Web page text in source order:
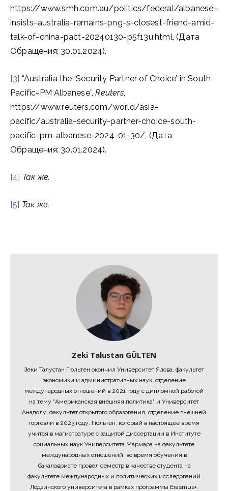
https://www.smh.com.au/politics/federal/albanese-
insists-australia-remains-png-s-closest-friend-amid-
talk-of-china-pact-20240130-p5f13u.html, (Дата
Обращения: 30.01.2024).
[3] “Australia the ‘Security Partner of Choice’ in South
Pacific-PM Albanese”,Reuters,
https://www.reuters.com/world/asia-
pacific/australia-security-partner-choice-south-
pacific-pm-albanese-2024-01-30/, (Дата
Обращения: 30.01.2024).
[4] Так же.
[5] Так же.
Zeki Talustan GÜLTEN
Зеки Талустан Гюльтен окончил Университет Ялова, факультет
экономики и административных наук, отделение
международных отношений в 2021 году с дипломной работой
на тему "Американская внешняя политика" и Университет
Анадолу, факультет открытого образования, отделение внешней
торговли в 2023 году. Гюльтен, который в настоящее время
учится в магистратуре с защитой диссертации в Институте
социальных наук Университета Мармара на факультете
международных отношений, во время обучения в
бакалавриате провел семестр в качестве студента на
факультете международных и политических исследований
Лодзинского университета в рамках программы Erasmus+.